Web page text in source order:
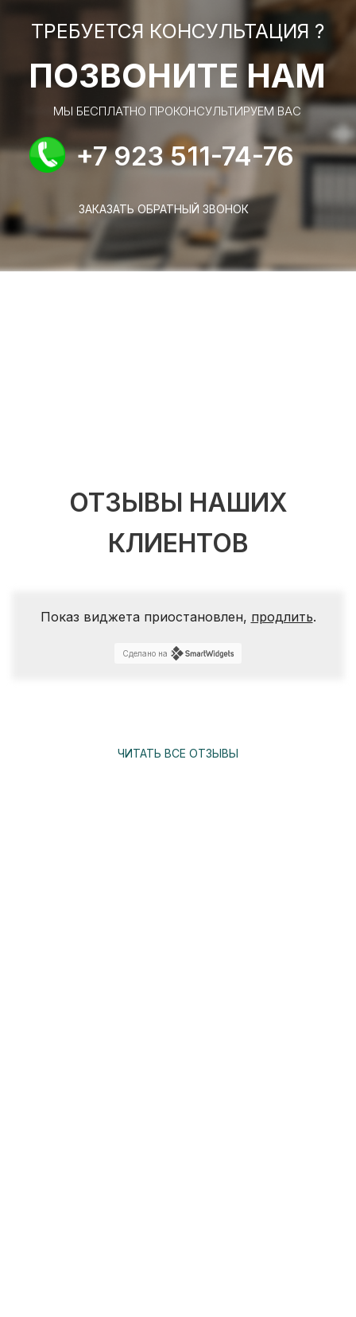
ТРЕБУЕТСЯ КОНСУЛЬТАЦИЯ ?
ПОЗВОНИТЕ НАМ
МЫ БЕСПЛАТНО ПРОКОНСУЛЬТИРУЕМ ВАС
+7 923 511-74-76
ЗАКАЗАТЬ ОБРАТНЫЙ ЗВОНОК
ОТЗЫВЫ НАШИХ
КЛИЕНТОВ
Показ виджета приостановлен, продлить.
Сделано на
ЧИТАТЬ ВСЕ ОТЗЫВЫ